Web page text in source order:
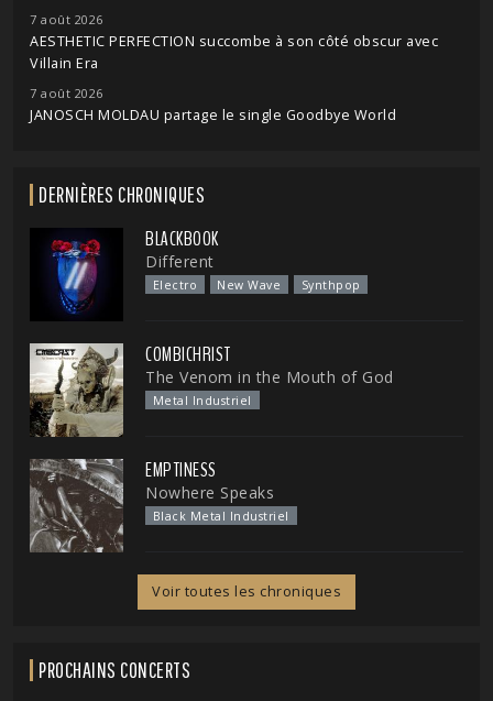
7 août 2026
AESTHETIC PERFECTION succombe à son côté obscur avec
Villain Era
7 août 2026
JANOSCH MOLDAU partage le single Goodbye World
DERNIÈRES CHRONIQUES
BLACKBOOK
Different
Electro New Wave Synthpop
COMBICHRIST
The Venom in the Mouth of God
Metal Industriel
EMPTINESS
Nowhere Speaks
Black Metal Industriel
Voir toutes les chroniques
PROCHAINS CONCERTS